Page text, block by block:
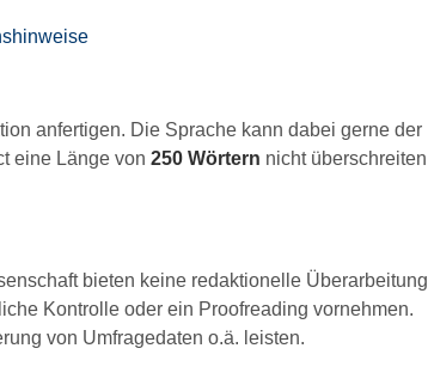
anfertigen. Die Sprache kann dabei gerne der
eine Länge von 250 Wörtern nicht überschreiten
bieten keine redaktionelle Überarbeitung
Kontrolle oder ein Proofreading vornehmen.
von Umfragedaten o.ä. leisten.